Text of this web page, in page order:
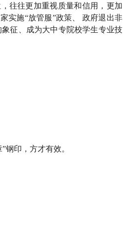
往往更加重视质量和信用，更加
实施“放管服”政策、 政府退出非
征、成为大中专院校学生专业技
钢印，方才有效。